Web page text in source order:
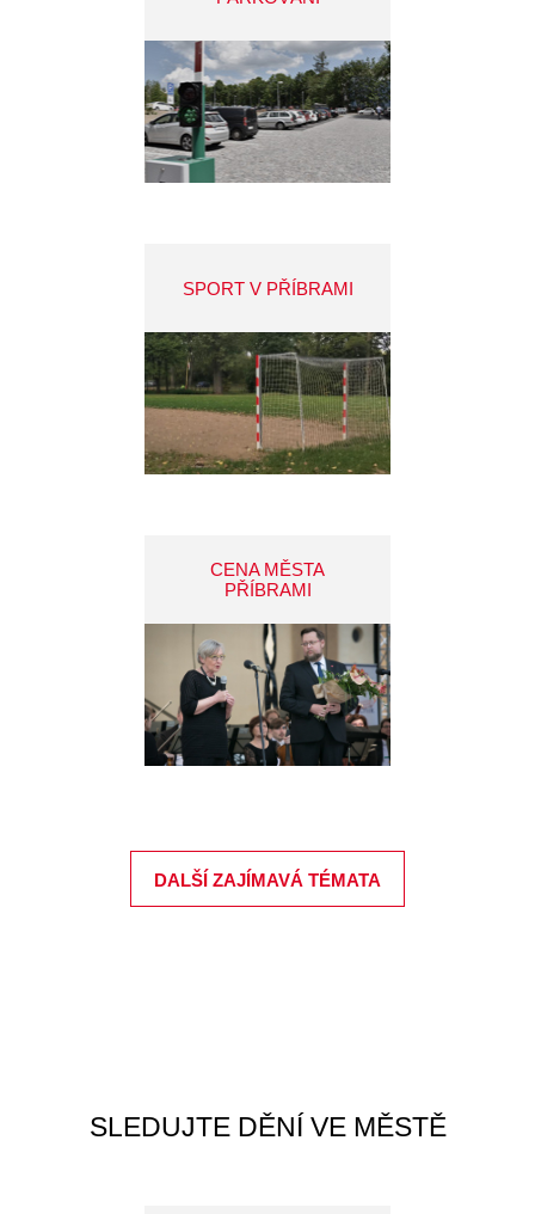
SPORT V PŘÍBRAMI
CENA MĚSTA
PŘÍBRAMI
DALŠÍ ZAJÍMAVÁ TÉMATA
SLEDUJTE DĚNÍ VE MĚSTĚ